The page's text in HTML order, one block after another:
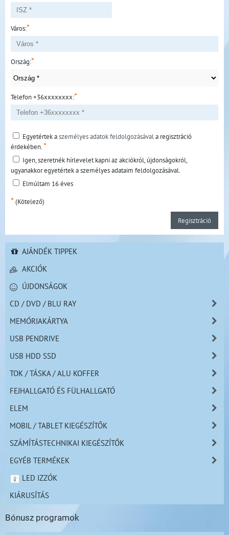
Város:*
Ország:*
Telefon +36xxxxxxxx:*
Egyetértek aszemélyes adatok feldolgozásávala regisztráció
érdekében.*
Igen, szeretnék hírlevelet kapni az akciókról, újdonságokról,
ugyanakkor egyetértek a személyes adataim feldolgozásával.
Elmúltam 16 éves
*(Kötelező)
Regisztráció
AJÁNDÉK TIPPEK
AKCIÓK
ÚJDONSÁGOK
CD / DVD / BLU RAY
MEMÓRIAKÁRTYA
USB PENDRIVE
USB HDD SSD
TOK / TÁSKA / ALU KOFFER
FEJHALLGATÓ ÉS FÜLHALLGATÓ
ELEM
MOBIL / TABLET KIEGÉSZÍTŐK
SZÁMÍTÁSTECHNIKAI KIEGÉSZÍTŐK
EGYÉB TERMÉKEK
LED IZZÓK
KIÁRUSÍTÁS
Bónusz programok